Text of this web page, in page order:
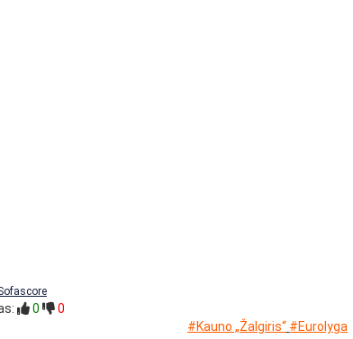
0
0
#Kauno „Žalgiris“ #Eurolyga